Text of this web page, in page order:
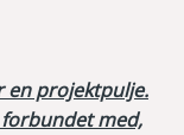
en projektpulje.
med,